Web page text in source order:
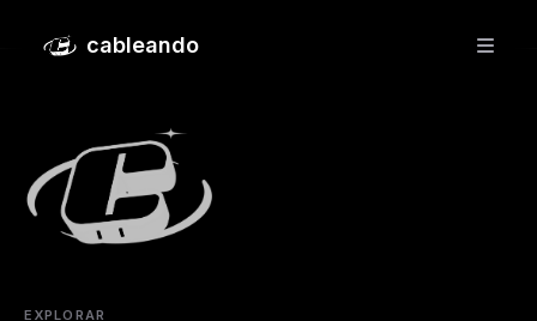
cableando
Slow Tech: el arte de desacelerar
EXPLORAR